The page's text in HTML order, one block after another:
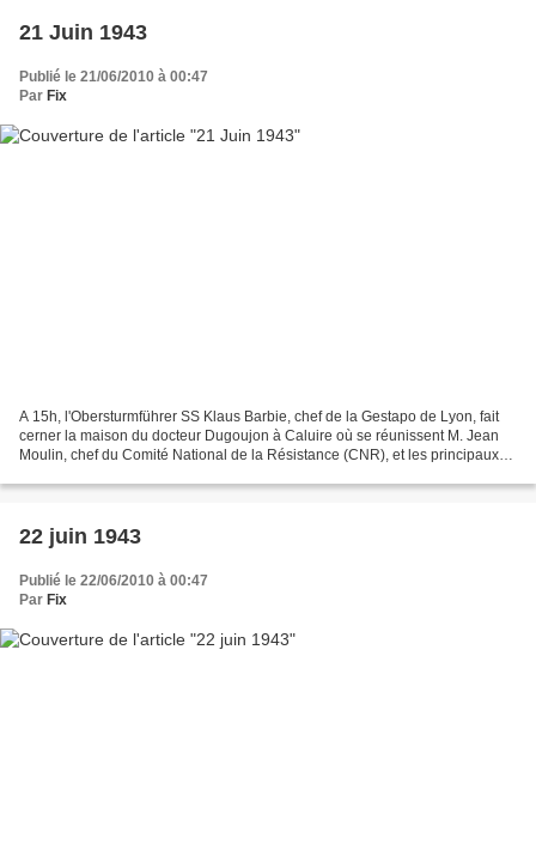
21 Juin 1943
Publié le 21/06/2010 à 00:47
Par Fix
A 15h, l'Obersturmführer SS Klaus Barbie, chef de la Gestapo de Lyon, fait
cerner la maison du docteur Dugoujon à Caluire où se réunissent M. Jean
Moulin, chef du Comité National de la Résistance (CNR), et les principaux
22 juin 1943
Publié le 22/06/2010 à 00:47
Par Fix